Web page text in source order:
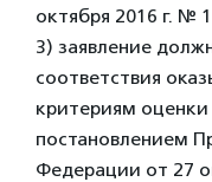
октября 2016 г. №
3) заявление
соответствия
критериям
постановлением
Федерации от 27